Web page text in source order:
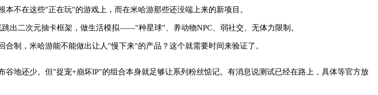
不在这些"正在玩"的游戏上，而在米哈游那些还没端上来的新项目。
出二次元抽卡框架，做生活模拟——"种星球"、养动物NPC、弱社交、无体力限制。
制，米哈游能不能做出让人"慢下来"的产品？这个就需要时间来验证了。
地还少。但"捉宠+崩坏IP"的组合本身就足够让系列粉丝惦记。有消息说测试已经在路上，具体等官方放